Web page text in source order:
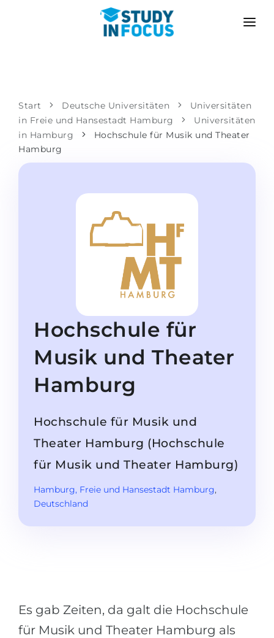
Bachelor & Master
Vorkurse an der Hochschule
Propädeutikum
SPRACHSCHULEN
Online-Sprachunterricht
STUDIENKOLLEG
Studienkollegs
Studienkolleg-Kurse
Freshman / Foundation
Studienvorbereitung
Vorbereitung aufs Studienkolleg
Spezialkurse
Mathematik
Portfolio
GEOGRAFIE
SZENARIEN
Nach der Schule bewerben
Hochschulwechsel
Mit Zulassungsgarantie
Master
Zweitstudium
11-jähriger Schule
12-jähriger Schule (NIS)
College
IB Diploma
2.–3. Studienjahr
Bachelorabschluss
Ingenieurwesen
METHODIK
Start Deutsche Universitäten
Universitäten
in Freie und Hansestadt Hamburg
Universitäten
in Hamburg
Hochschule für Musik und Theater
Hamburg
Hochschule für
Musik und Theater
Hamburg
Hochschule für Musik und
Theater Hamburg (Hochschule
für Musik und Theater Hamburg)
Hamburg, Freie und Hansestadt Hamburg,
Deutschland
Es gab Zeiten, da galt die Hochschule
für Musik und Theater Hamburg als